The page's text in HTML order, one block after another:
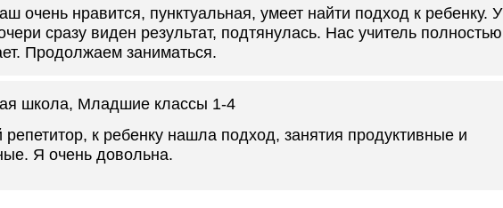
очень нравится, пунктуальная, умеет найти подход к ребенку. У
сразу виден результат, подтянулась. Нас учитель полностью
Продолжаем заниматься.
школа, Младшие классы 1-4
к ребенку нашла подход, занятия продуктивные и
Я очень довольна.